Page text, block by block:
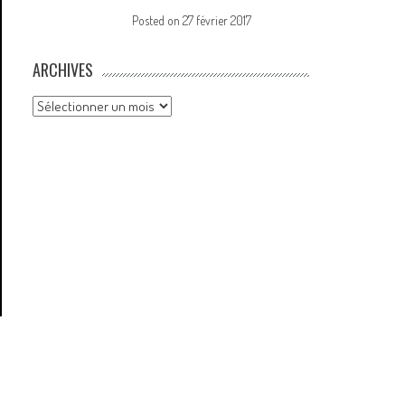
Posted on27 février 2017
ARCHIVES
Archives